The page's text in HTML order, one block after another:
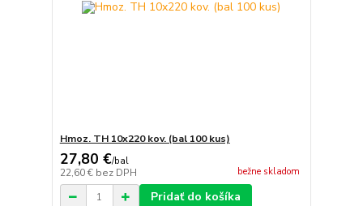
Hmoz. TH 10x220 kov. (bal 100 kus)
27,80 €/bal
22,60 € bez DPH bežne skladom
Pridať do košíka